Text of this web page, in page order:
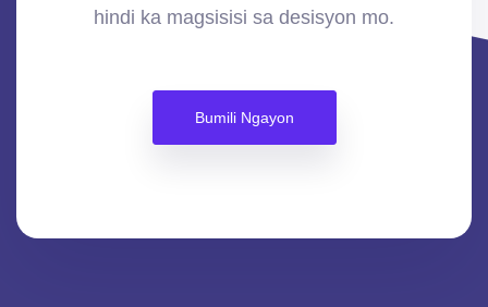
hindi ka magsisisi sa desisyon mo.
Bumili Ngayon